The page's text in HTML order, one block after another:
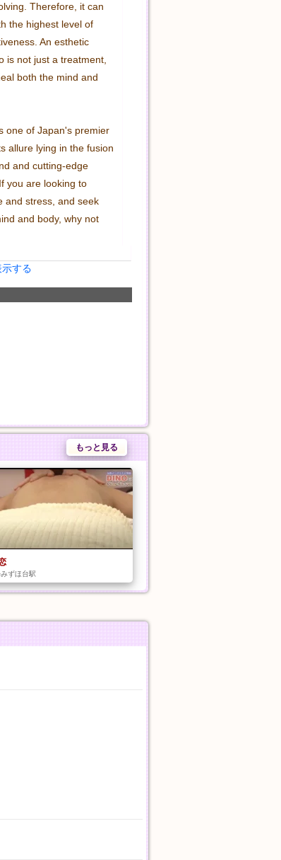
Therefore, it can
the highest level of
An esthetic
is not just a treatment,
both the mind and
one of Japan's premier
allure lying in the fusion
and cutting-edge
you are looking to
and stress, and seek
and body, why not
する
もっと見る
ずほ台駅